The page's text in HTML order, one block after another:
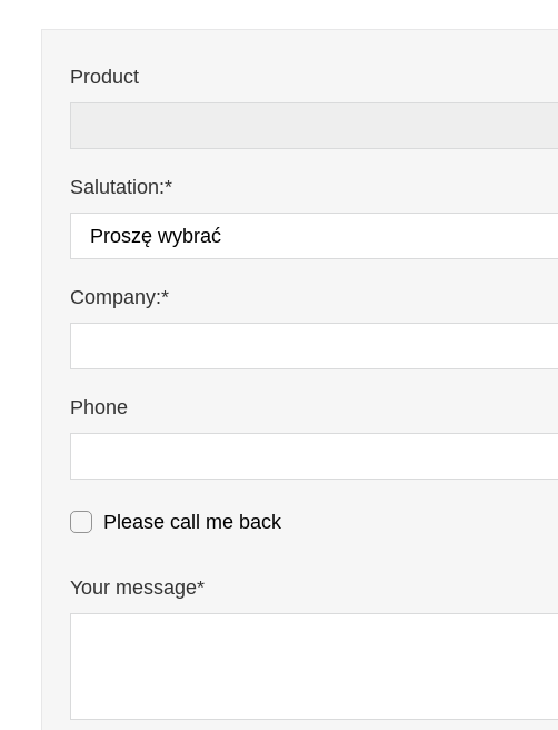
Product
Salutation:*
Company:*
Phone
Please call me back
Your message*